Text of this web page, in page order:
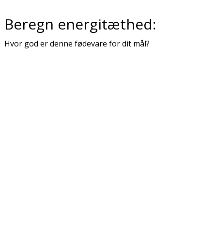
Beregn energitæthed:
Hvor god er denne fødevare for dit mål?